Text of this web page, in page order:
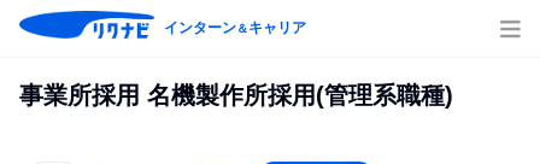
インターン＆キャリア
事業所採用 名機製作所採用(管理系職種)